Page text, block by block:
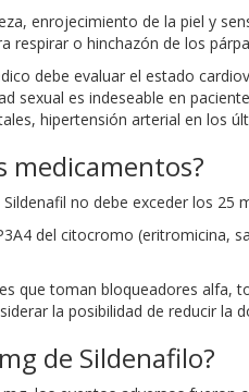
enrojecimiento de la piel y
respirar o hinchazón de los
debe evaluar el estado
sexual es indeseable en
hipertensión arterial en los
medicamentos?
no debe exceder los 25
del citocromo (eritromicina,
que toman bloqueadores alfa,
la posibilidad de reducir la
de Sildenafilo?